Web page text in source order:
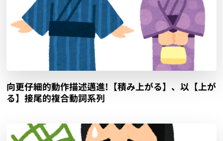
向更仔細的動作描述邁進!【積み上がる】、以【上が
る】接尾的複合動詞系列